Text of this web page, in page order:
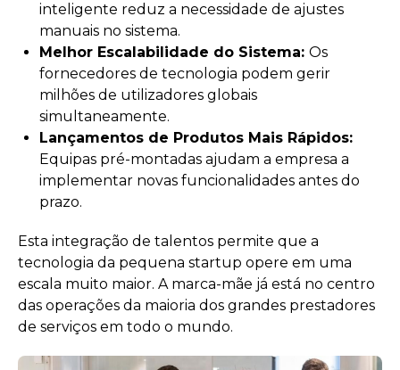
inteligente reduz a necessidade de ajustes
manuais no sistema.
Melhor Escalabilidade do Sistema: Os
fornecedores de tecnologia podem gerir
milhões de utilizadores globais
simultaneamente.
Lançamentos de Produtos Mais Rápidos:
Equipas pré-montadas ajudam a empresa a
implementar novas funcionalidades antes do
prazo.
Esta integração de talentos permite que a
tecnologia da pequena startup opere em uma
escala muito maior. A marca-mãe já está no centro
das operações da maioria dos grandes prestadores
de serviços em todo o mundo.